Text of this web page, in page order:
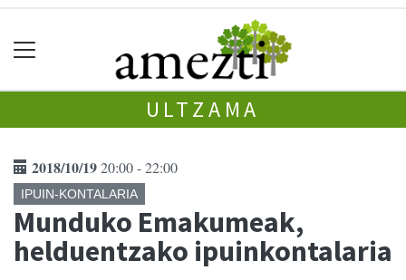
ULTZAMA
2018/10/1920:00 - 22:00
IPUIN-KONTALARIA
Munduko Emakumeak,
helduentzako ipuinkontalaria